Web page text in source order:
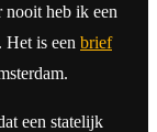
nooit heb ik een
Het is een brief
een statelijk